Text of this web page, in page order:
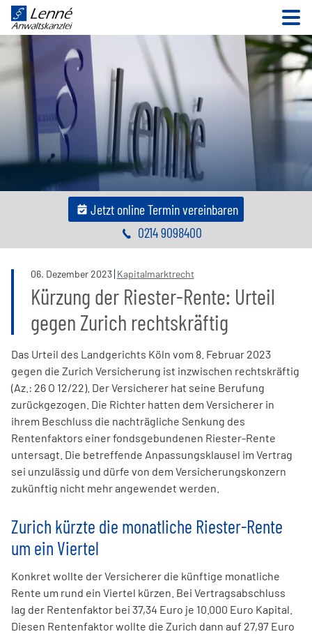
Jetzt online Termin vereinbaren
0214 9098400
06. Dezember2023 Kapitalmarktrecht
Kürzung der Riester-Rente: Urteil
gegen Zurich rechtskräftig
Das Urteil des Landgerichts Köln vom 8. Februar 2023
gegen die Zurich Versicherung ist inzwischen rechtskräftig
(Az.: 26 O 12/22). Der Versicherer hat seine Berufung
zurückgezogen. Die Richter hatten dem Versicherer in
ihrem Beschluss die nachträgliche Senkung des
Rentenfaktors einer fondsgebundenen Riester-Rente
untersagt. Die betreffende Anpassungsklausel im Vertrag
sei unzulässig und dürfe von dem Versicherungskonzern
zukünftig nicht mehr angewendet werden.
Zurich kürzte die monatliche Riester-Rente
um ein Viertel
Konkret wollte der Versicherer die künftige monatliche
Rente um rund ein Viertel kürzen. Bei Vertragsabschluss
lag der Rentenfaktor bei 37,34 Euro je 10.000 Euro Kapital.
Diesen Rentenfaktor wollte die Zurich dann auf 27,97 Euro